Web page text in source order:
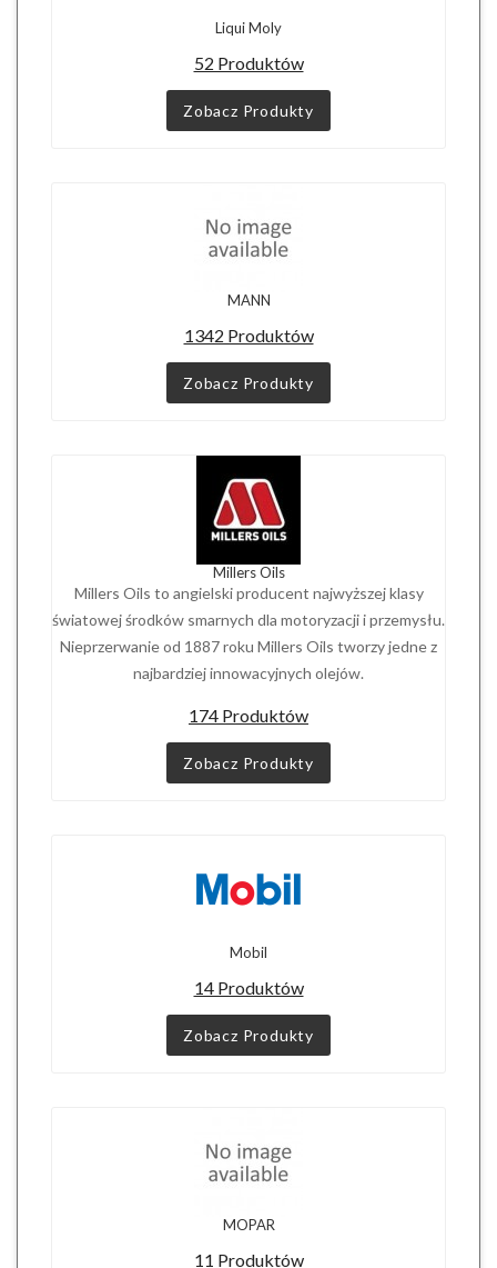
Liqui Moly
52 Produktów
Zobacz Produkty
MANN
1342 Produktów
Zobacz Produkty
Millers Oils
Millers Oils to angielski producent najwyższej klasy
światowej środków smarnych dla motoryzacji i przemysłu.
Nieprzerwanie od 1887 roku Millers Oils tworzy jedne z
najbardziej innowacyjnych olejów.
174 Produktów
Zobacz Produkty
Mobil
14 Produktów
Zobacz Produkty
MOPAR
11 Produktów